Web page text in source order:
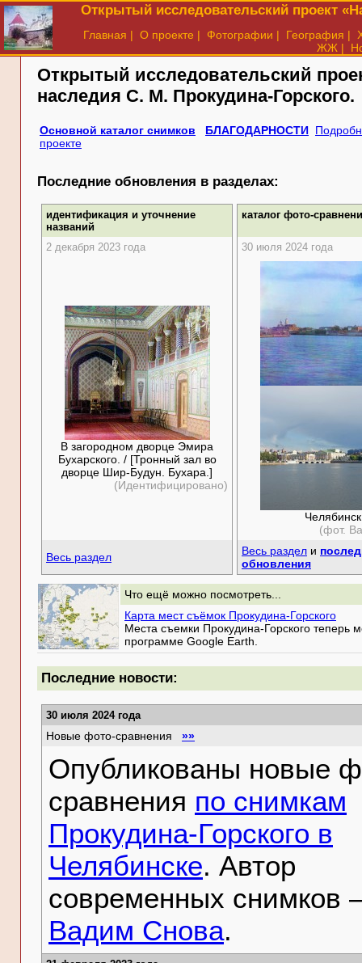
Открытый исследовательский проект
Главная | О проекте | Фотографии | География |
ЖЖ |
Открытый исследовательский
наследия С. М. Прокудина-Горского.
Основной каталог снимков БЛАГОДАРНОСТИ
проекте
Последние обновления в разделах:
идентификация и уточнение
названий
каталог фото-
2 декабря 2023 года 30 июля 2024 года
В загородном дворце Эмира
Бухарского. / [Тронный зал во
дворце Шир-Будун. Бухара.]
(Идентифицировано)
Челябинск
(фот.
Весь раздел Весь раздел и
обновления
Что ещё можно посмотреть...
Карта мест съёмок Прокудина-Горского
Места съемки Прокудина-Горского теперь
программе Google Earth.
Последние новости:
30 июля 2024 года
Новые фото-сравнения »»
Опубликованы новые
сравнения по снимкам
Прокудина-Горского в
Челябинске. Автор
современных снимков
Вадим Снова.